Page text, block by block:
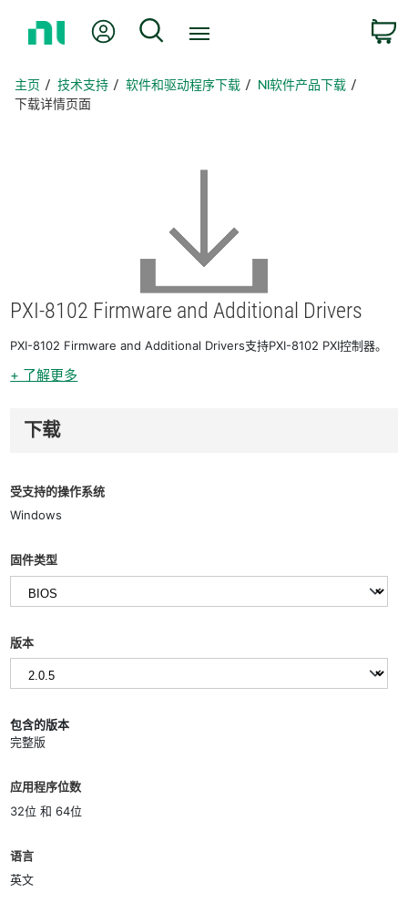
页
我的账户 搜索
主页 技术支持 软件和驱动程序下载
NI软件产品下载
下载详情页面
PXI-8102 Firmware and Additional Drivers
PXI-8102 Firmware and Additional Drivers支持PXI-8102 PXI控制器。
+ 了解更多
下载
受支持的操作系统
Windows
固件类型
版本
包含的版本
完整版
应用程序位数
32位 和 64位
语言
英文